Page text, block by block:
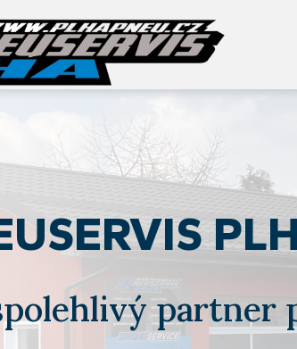
partner